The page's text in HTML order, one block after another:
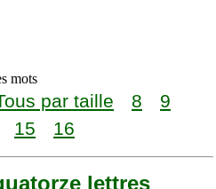
mots
par taille 8
9
15 16
lettres